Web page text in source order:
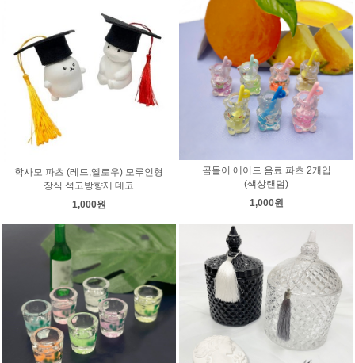
학사모 파츠 (레드,옐로우) 모루인형
장식 석고방향제 데코
1,000원
곰돌이 에이드 음료 파츠 2개입
(색상랜덤)
1,000원